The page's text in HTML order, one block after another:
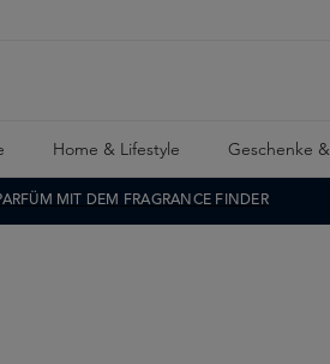
Home & Lifestyle Geschenke
MIT DEM FRAGRANCE FINDER